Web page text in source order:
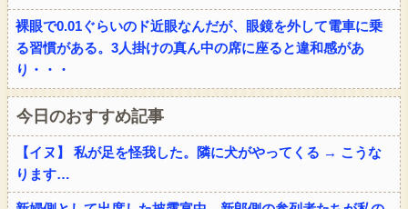
裸眼で0.01ぐらいのド近眼なんだが、眼鏡を外して電車に乗
る習慣がある。3人掛けの真ん中の席に座ると違和感があ
り・・・
今日のおすすめ記事
【イヌ】 私が足を怪我した。隣に犬がやってくる → こうな
ります…